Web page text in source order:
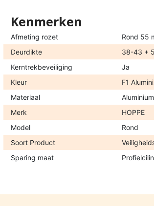
Kenmerken
Afmeting rozet
Rond 55
Deurdikte
38-43 +
Kerntrekbeveiliging
Ja
Kleur
F1
Materiaal
Aluminium
Merk
HOPPE
Model
Rond
Soort Product
Sparing maat